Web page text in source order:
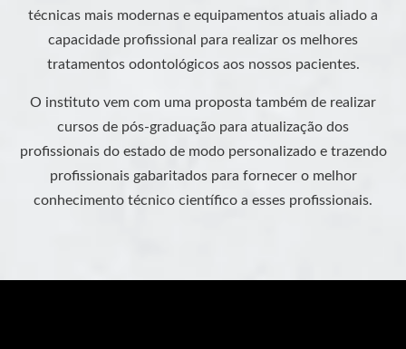
técnicas mais modernas e equipamentos atuais aliado a
capacidade profissional para realizar os melhores
tratamentos odontológicos aos nossos pacientes.
O instituto vem com uma proposta também de realizar
cursos de pós-graduação para atualização dos
profissionais do estado de modo personalizado e trazendo
profissionais gabaritados para fornecer o melhor
conhecimento técnico científico a esses profissionais.